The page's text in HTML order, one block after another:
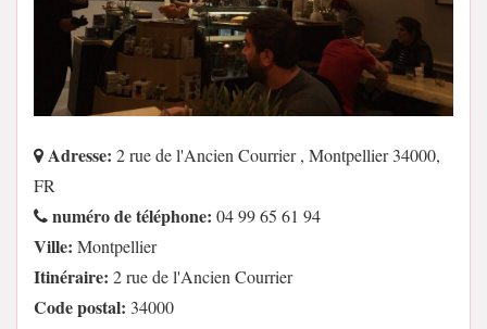
Adresse: 2 rue de l'Ancien Courrier , Montpellier 34000,
FR
numéro de téléphone: 04 99 65 61 94
Ville: Montpellier
Itinéraire: 2 rue de l'Ancien Courrier
Code postal: 34000